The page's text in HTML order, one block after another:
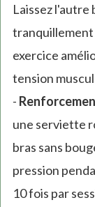
Laissez l'autre
tranquillement
exercice
tension
-
une serviette
bras sans
pression
10 fois par